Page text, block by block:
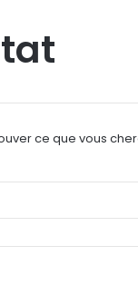
ce que vous